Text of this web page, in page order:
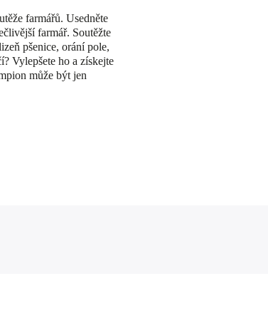
farmářů. Usedněte
farmář. Soutěžte
pšenice, orání pole,
Vylepšete ho a získejte
může být jen